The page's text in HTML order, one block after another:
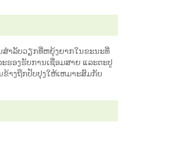
ສໍາລັບວຽກທີ່ຫຍຸ້ງຍາກໃນຂະນະທີ່
ຮອງຮັບການເຊື່ອມສາຍ ແລະຕະປູ
າງຖືກປັບປຸງໃຫ້ເຫມາະສົມກັບ